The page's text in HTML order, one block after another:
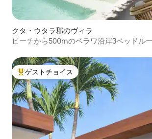
クタ・ウタラ郡のヴィラ
ビーチから500mのベラワ沿岸3ベッドル
大好評のゲストチョイスです。
ゲストチョイス